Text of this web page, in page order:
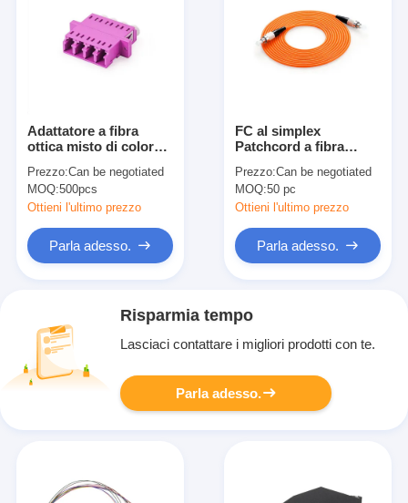
Adattatore a fibra
ottica misto di colore
quadrato di OM4 LC
Prezzo:Can be negotiated
MOQ:500pcs
Ottieni l'ultimo prezzo
Parla adesso.
FC al simplex
Patchcord a fibra
FC OM1 62.5/125um
3.0mm
Prezzo:Can be negotiated
MOQ:50 pc
Ottieni l'ultimo prezzo
Parla adesso.
Risparmia tempo
Lasciaci contattare i migliori prodotti con te.
Parla adesso.